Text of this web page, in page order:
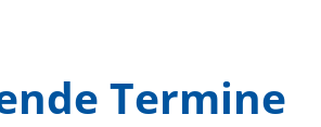
Termine